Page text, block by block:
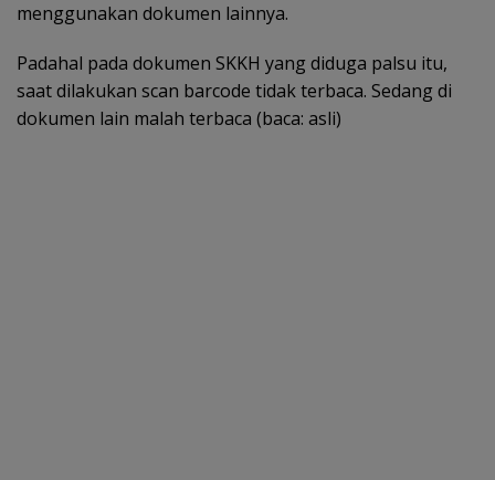
menggunakan dokumen lainnya.
Padahal pada dokumen SKKH yang diduga palsu itu,
saat dilakukan scan barcode tidak terbaca. Sedang di
dokumen lain malah terbaca (baca: asli)